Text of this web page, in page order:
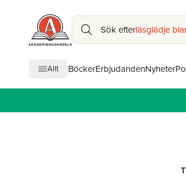
Sök efterläsglädje
Allt BöckerErbjudandenNyheter